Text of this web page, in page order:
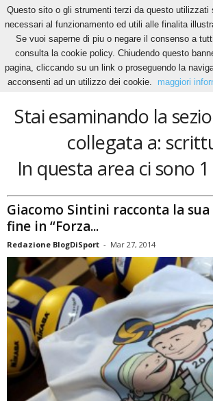
Home Tags Scrittura
scrittura
Stai esaminando la
collegata a:
In questa area ci sono
Giacomo Sintini racconta la
fine in “Forza...
Redazione BlogDiSport - Mar 27, 2014
Questo sito o gli strumenti terzi da questo utilizzati
necessari al funzionamento ed utili alle finalita
Se vuoi saperne di piu o negare il consenso a
consulta la cookie policy. Chiudendo questo
pagina, cliccando su un link o proseguendo la
acconsenti ad un utilizzo dei cookie.
maggiori